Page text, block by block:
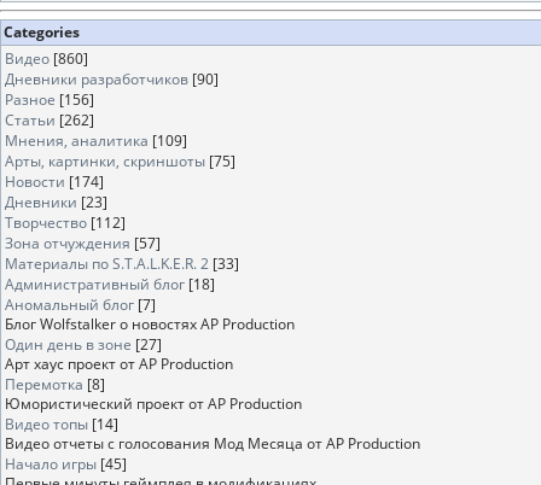
Categories
Видео [860]
Дневники разработчиков [90]
Разное [156]
Статьи [262]
Мнения, аналитика [109]
Арты, картинки, скриншоты [75]
Новости [174]
Дневники [23]
Творчество [112]
Зона отчуждения [57]
Материалы по S.T.A.L.K.E.R. 2 [33]
Административный блог [18]
Аномальный блог [7]
Блог Wolfstalker о новостях AP Production
Один день в зоне [27]
Арт хаус проект от AP Production
Перемотка [8]
Юмористический проект от AP Production
Видео топы [14]
Видео отчеты с голосования Мод Месяца от AP Production
Начало игры [45]